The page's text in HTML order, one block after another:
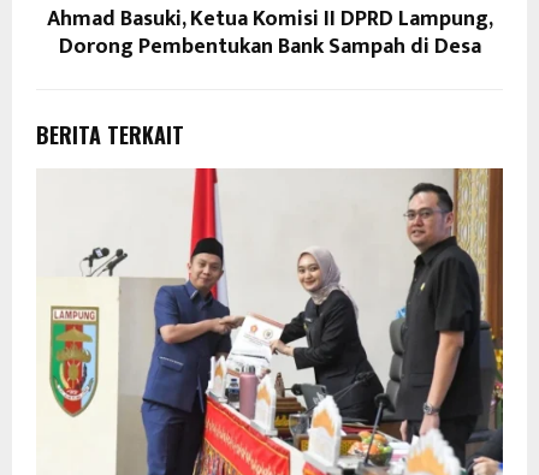
Ahmad Basuki, Ketua Komisi II DPRD Lampung,
Dorong Pembentukan Bank Sampah di Desa
BERITA TERKAIT